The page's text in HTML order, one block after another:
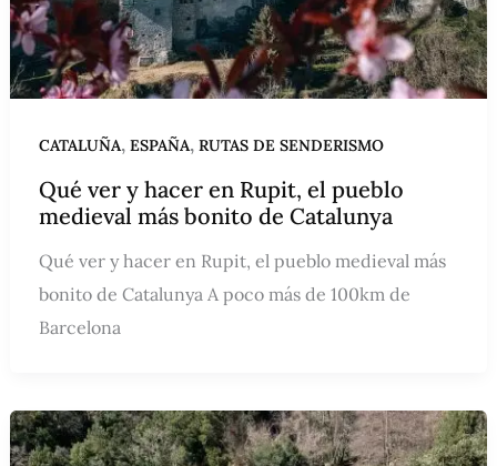
CATALUÑA, ESPAÑA, RUTAS DE SENDERISMO
Qué ver y hacer en Rupit, el pueblo
medieval más bonito de Catalunya
Qué ver y hacer en Rupit, el pueblo medieval más
bonito de Catalunya A poco más de 100km de
Barcelona